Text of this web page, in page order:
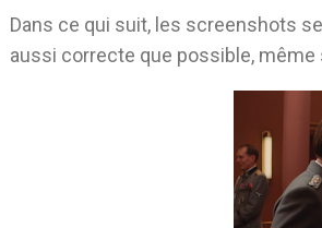
Dans ce qui suit, les screenshots
aussi correcte que possible,